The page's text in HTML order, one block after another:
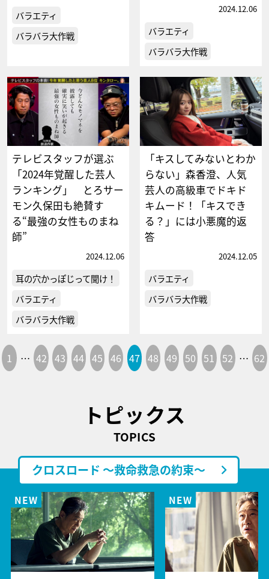
バラエティ
バラバラ大作戦
2024.12.06
バラエティ
バラバラ大作戦
テレビスタッフが選ぶ
「2024年覚醒した芸人
ランキング」 とろサー
モン久保田も絶賛す
る“最強の女性ものまね
師”
2024.12.06
耳の穴かっぽじって聞け！
バラエティ
バラバラ大作戦
「キスしてみないとわか
らない」森香澄、人気
芸人の高級車でドキド
キムード！「キスでき
る？」には小悪魔的返
答
2024.12.05
バラエティ
バラバラ大作戦
1 … 42 43 44 45 46 47 48 49 50 51 52 … 62
トピックス
TOPICS
クロスロード ～救命救急の約束～